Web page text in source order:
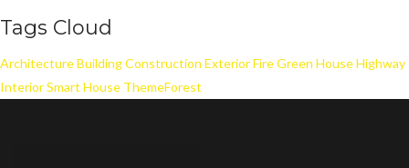
Tags Cloud
ArchitectureBuildingConstruction ExteriorFireGreen HouseHighway
InteriorSmart House ThemeForest